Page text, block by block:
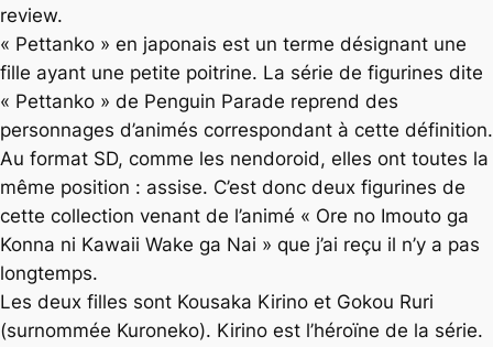
review.
« Pettanko » en japonais est un terme désignant une
fille ayant une petite poitrine. La série de figurines dite
« Pettanko » de Penguin Parade reprend des
personnages d’animés correspondant à cette définition.
Au format SD, comme les nendoroid, elles ont toutes la
même position : assise. C’est donc deux figurines de
cette collection venant de l’animé « Ore no Imouto ga
Konna ni Kawaii Wake ga Nai » que j’ai reçu il n’y a pas
longtemps.
Les deux filles sont Kousaka Kirino et Gokou Ruri
(surnommée Kuroneko). Kirino est l’héroïne de la série.